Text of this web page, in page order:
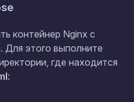
контейнер Nginx с
этого выполните
где находится
: